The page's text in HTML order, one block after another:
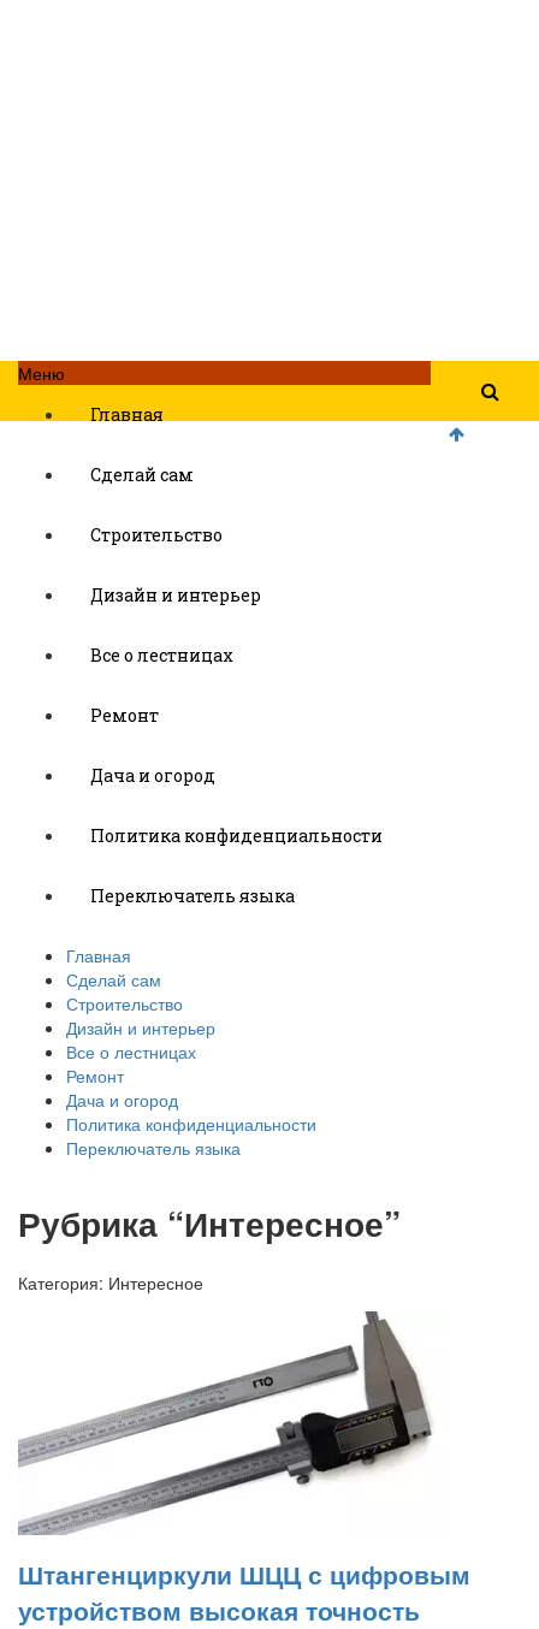
Меню
Главная
Сделай сам
Строительство
Дизайн и интерьер
Все о лестницах
Ремонт
Дача и огород
Политика конфиденциальности
Переключатель языка
Главная
Сделай сам
Строительство
Дизайн и интерьер
Все о лестницах
Ремонт
Дача и огород
Политика конфиденциальности
Переключатель языка
Рубрика “Интересное”
Категория: Интересное
Штангенциркули ШЦЦ с цифровым
устройством высокая точность